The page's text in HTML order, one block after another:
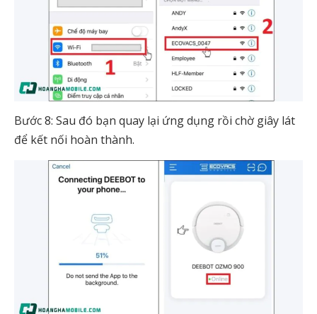
Bước 8: Sau đó bạn quay lại ứng dụng rồi chờ giây lát
để kết nối hoàn thành.